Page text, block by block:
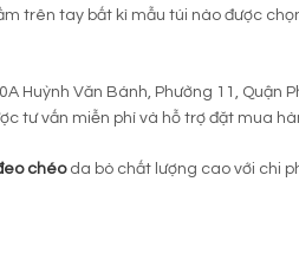
trên tay bất kì mẫu túi nào được
Huỳnh Văn Bánh, Phường 11, Quận
tư vấn miễn phí và hỗ trợ đặt mua
chéoda bò chất lượng cao với chi